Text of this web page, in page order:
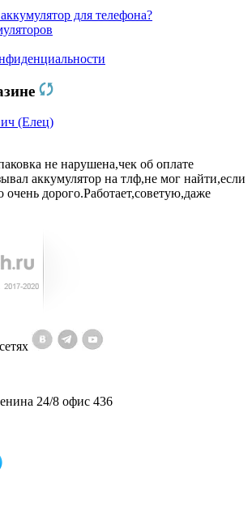
для телефона?
(Елец)
не нарушена,чек об оплате
аккумулятор на тлф,не мог найти,если
дорого.Работает,советую,даже
24/8 офис 436